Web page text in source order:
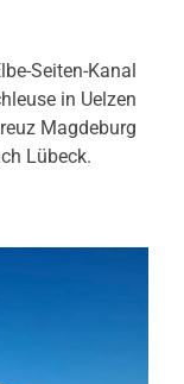
Seiten-Kanal
in Uelzen
Magdeburg
Lübeck.